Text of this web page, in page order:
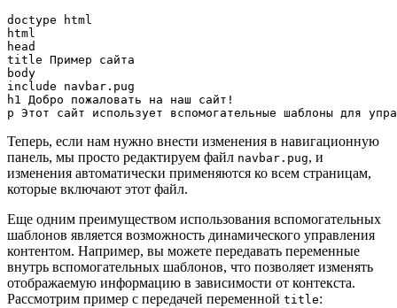
doctype html
html
head
title Пример сайта
body
include navbar.pug
h1 Добро пожаловать на наш сайт!
p Этот сайт использует вспомогательные шаблоны для
Теперь, если нам нужно внести изменения в навигационную
панель, мы просто редактируем файл navbar.pug, и
изменения автоматически применяются ко всем страницам,
которые включают этот файл.
Еще одним преимуществом использования вспомогательных
шаблонов является возможность динамического управления
контентом. Например, вы можете передавать переменные
внутрь вспомогательных шаблонов, что позволяет изменять
отображаемую информацию в зависимости от контекста.
Рассмотрим пример с передачей переменной title: